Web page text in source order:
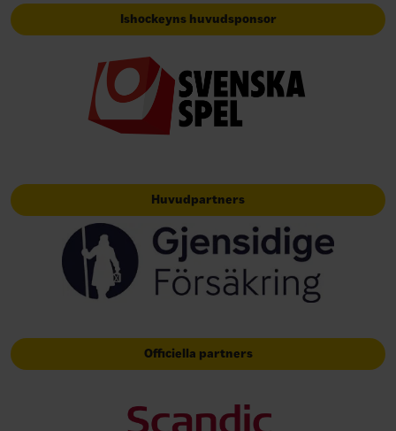
Ishockeyns huvudsponsor
Huvudpartners
Officiella partners